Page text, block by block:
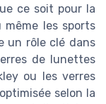
ce soit pour la
même les sports
un rôle clé dans
de lunettes
ou les verres
selon la